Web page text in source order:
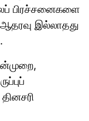
பிரச்சனைகளை
இல்லாதது